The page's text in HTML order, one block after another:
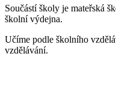
Součástí školy je mateřská
školní výdejna.
Učíme podle školního
vzdělávání.